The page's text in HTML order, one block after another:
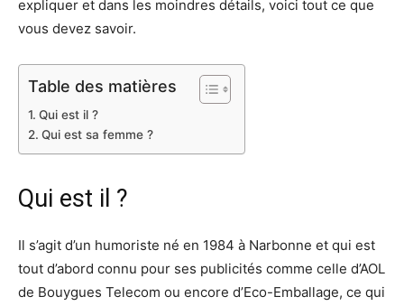
expliquer et dans les moindres détails, voici tout ce que
vous devez savoir.
Table des matières
Qui est il ?
Qui est sa femme ?
Qui est il ?
Il s’agit d’un humoriste né en 1984 à Narbonne et qui est
tout d’abord connu pour ses publicités comme celle d’AOL
de Bouygues Telecom ou encore d’Eco-Emballage, ce qui